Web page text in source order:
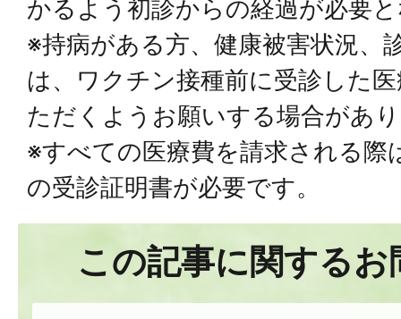
かるよう初診からの経過が必要
※持病がある方、健康被害状況、
は、ワクチン接種前に受診した
ただくようお願いする場合があ
※すべての医療費を請求される際
の受診証明書が必要です。
この記事に関する